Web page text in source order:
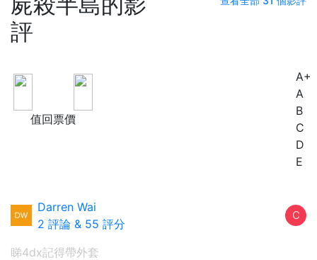
評
值回票價
A+
A
B
C
D
E
Darren Wai
2 評論 & 55 評分
C
睇4dx記得帶外套